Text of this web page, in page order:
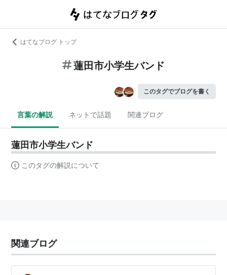
はてなブログ トップ
蓮田市小学生バンド
このタグでブログを書く
言葉の解説 ネットで話題 関連ブログ
蓮田市小学生バンド
このタグの解説について
関連ブログ